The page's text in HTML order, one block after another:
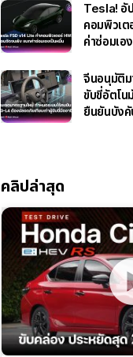
Tesla! อั
คอมพิวเ
ค่าซ่อมเอ
จีนอนุมัติม
ขับขี่อัตโน
ยืนยันบัง
คลิปล่าสุด